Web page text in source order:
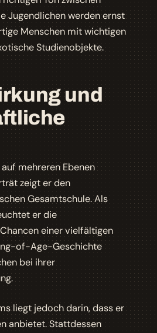
Jugendlichen werden ernst
Menschen mit wichtigen
Studienobjekte.
und
mehreren Ebenen
zeigt er den
Gesamtschule. Als
er die
einer vielfältigen
of-Age-Geschichte
bei ihrer
liegt jedoch darin, dass er
anbietet. Stattdessen